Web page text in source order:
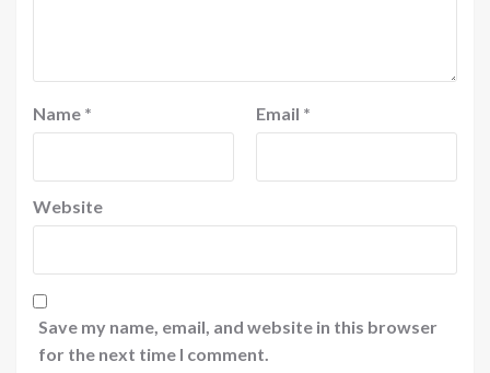
Name * Email *
Website
Save my name, email, and website in this browser
for the next time I comment.